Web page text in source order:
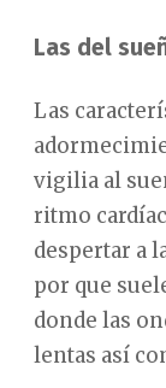
Las del
Las
vigilia al
ritmo
despertar a
por que
donde las
lentas así